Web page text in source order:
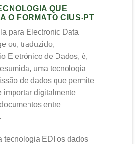
QUE
O FORMATO CIUS-PT
para Electronic Data
ou, traduzido,
Eletrónico de Dados, é,
uma tecnologia
de dados que permite
importar digitalmente
entre
tecnologia EDI os dados